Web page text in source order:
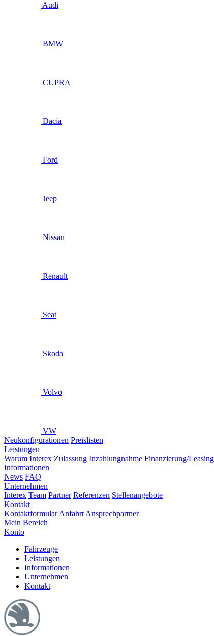
Audi
BMW
CUPRA
Dacia
Ford
Jeep
Nissan
Renault
Seat
Skoda
Volvo
VW
Neukonfigurationen Preislisten
Leistungen
Warum Interex Zulassung Inzahlungnahme Finanzierung/Leasing
Informationen
News FAQ
Unternehmen
Interex Team Partner Referenzen Stellenangebote
Kontakt
Kontaktformular Anfahrt Ansprechpartner
Mein Bereich
Konto
Fahrzeuge
Leistungen
Informationen
Unternehmen
Kontakt